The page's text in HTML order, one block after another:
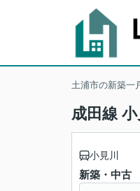
土浦市の新築一
成田線
小見川
新築・中古